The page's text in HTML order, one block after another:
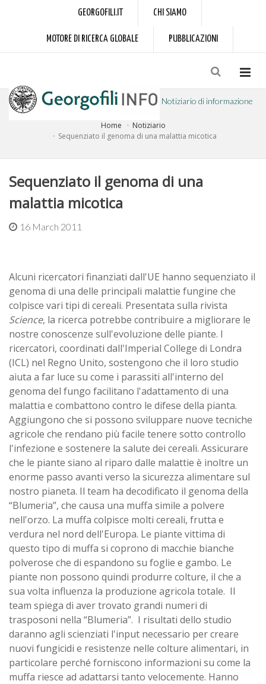
GEORGOFILI.IT CHI SIAMO
MOTORE DI RICERCA GLOBALE PUBBLICAZIONI
Notiziario di informazione
a cura dell'Accademia dei Georgofili
Home
Notiziario
Sequenziato il genoma di una malattia micotica
Sequenziato il genoma di una
malattia micotica
16 March 2011
Alcuni ricercatori finanziati dall'UE hanno sequenziato il
genoma di una delle principali malattie fungine che
colpisce vari tipi di cereali. Presentata sulla rivista
Science, la ricerca potrebbe contribuire a migliorare le
nostre conoscenze sull'evoluzione delle piante. I
ricercatori, coordinati dall'Imperial College di Londra
(ICL) nel Regno Unito, sostengono che il loro studio
aiuta a far luce su come i parassiti all'interno del
genoma del fungo facilitano l'adattamento di una
malattia e combattono contro le difese della pianta.
Aggiungono che si possono sviluppare nuove tecniche
agricole che rendano più facile tenere sotto controllo
l'infezione e sostenere la salute dei cereali. Assicurare
che le piante siano al riparo dalle malattie è inoltre un
enorme passo avanti verso la sicurezza alimentare sul
nostro pianeta. Il team ha decodificato il genoma della
“Blumeria”, che causa una muffa simile a polvere
nell'orzo. La muffa colpisce molti cereali, frutta e
verdura nel nord dell'Europa. Le piante vittima di
questo tipo di muffa si coprono di macchie bianche
polverose che di espandono su foglie e gambo. Le
piante non possono quindi produrre colture, il che a
sua volta influenza la produzione agricola totale. Il
team spiega di aver trovato grandi numeri di
trasposoni nella “Blumeria”. I risultati dello studio
daranno agli scienziati l'input necessario per creare
nuovi fungicidi e resistenze nelle colture alimentari, in
particolare perché forniscono informazioni su come la
muffa riesce ad adattarsi tanto velocemente. Hanno